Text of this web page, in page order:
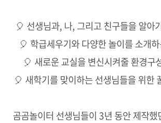
🎈 선생님과, 나, 그리고 친구들을 알아
🎈 학급세우기와 다양한 놀이를 소개
🎈 새로운 교실을 변신시켜줄 환경구
🎈 새학기를 맞이하는 선생님들을 위한
곰곰놀이터 선생님들이 3년 동안 제작했